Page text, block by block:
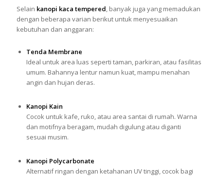
Selain kanopi kaca tempered, banyak juga yang memadukan
dengan beberapa varian berikut untuk menyesuaikan
kebutuhan dan anggaran:
Tenda Membrane
Ideal untuk area luas seperti taman, parkiran, atau fasilitas
umum. Bahannya lentur namun kuat, mampu menahan
angin dan hujan deras.
Kanopi Kain
Cocok untuk kafe, ruko, atau area santai di rumah. Warna
dan motifnya beragam, mudah digulung atau diganti
sesuai musim.
Kanopi Polycarbonate
Alternatif ringan dengan ketahanan UV tinggi, cocok bagi